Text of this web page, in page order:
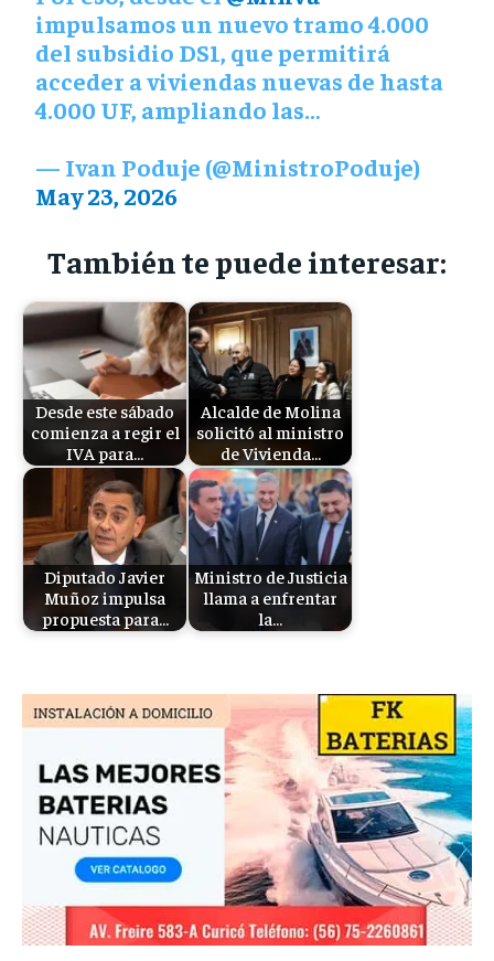
impulsamos un nuevo tramo 4.000
del subsidio DS1, que permitirá
acceder a viviendas nuevas de hasta
4.000 UF, ampliando las…
— Ivan Poduje (@MinistroPoduje)
May 23, 2026
También te puede interesar:
Desde este sábado
comienza a regir el
IVA para…
Alcalde de Molina
solicitó al ministro
de Vivienda…
Diputado Javier
Muñoz impulsa
propuesta para…
Ministro de Justicia
llama a enfrentar
la…